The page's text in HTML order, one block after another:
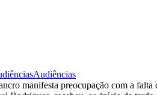
Audiências
manifesta preocupação com a falta